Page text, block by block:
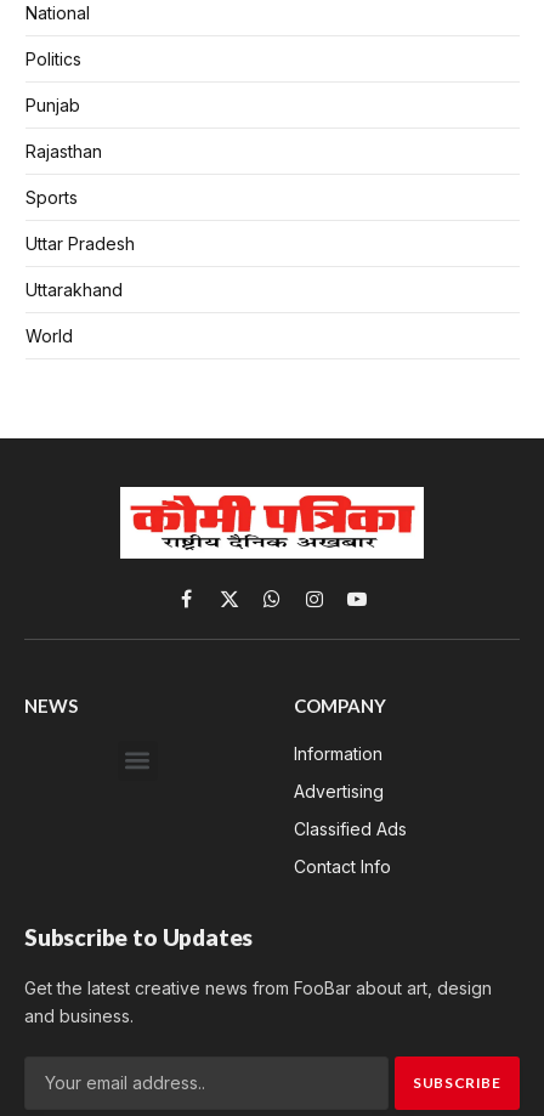
National
Politics
Punjab
Rajasthan
Sports
Uttar Pradesh
Uttarakhand
World
Facebook
X
(Twitter)
WhatsApp
InstagramYouTube
NEWS COMPANY
Information
Advertising
Classified Ads
Contact Info
Subscribe to Updates
Get the latest creative news from FooBar about art, design
and business.